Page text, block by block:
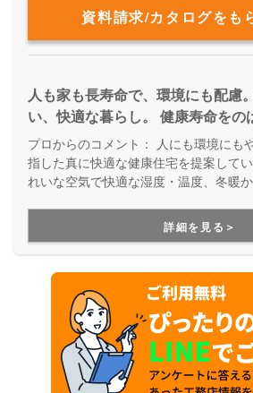
資料請求/カタログをも
人も家も長寿命で、環境にも配慮
い、快適な暮らし。 健康寿命をの
プロからのコメント： 人にも環境にも
指した真に快適な健康住宅を提案して
れいな空気で快適な湿度・温度、冬暖
す。これからの時代に安心して住み続
す。
詳細を見る＞